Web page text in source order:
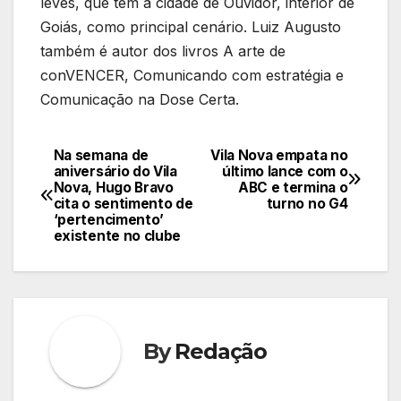
Goiás, como principal cenário. Luiz Augusto
também é autor dos livros A arte de
conVENCER, Comunicando com estratégia e
Comunicação na Dose Certa.
Navegação
de
Post
Vila Nova empata no
último lance com o
ABC e termina o
turno no G4
Na semana de
aniversário do Vila
Nova, Hugo Bravo
cita o sentimento de
‘pertencimento’
existente no clube
ByRedação